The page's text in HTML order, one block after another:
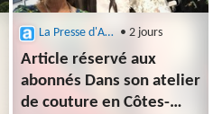
La Presse d'Armor (Paimpol) • 2 jours
Article réservé aux
abonnés Dans son atelier
de couture en Côtes-